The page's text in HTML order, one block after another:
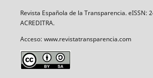
Revista Española de la Transparencia. eISSN:
ACREDITRA.
Acceso: www.revistatransparencia.com